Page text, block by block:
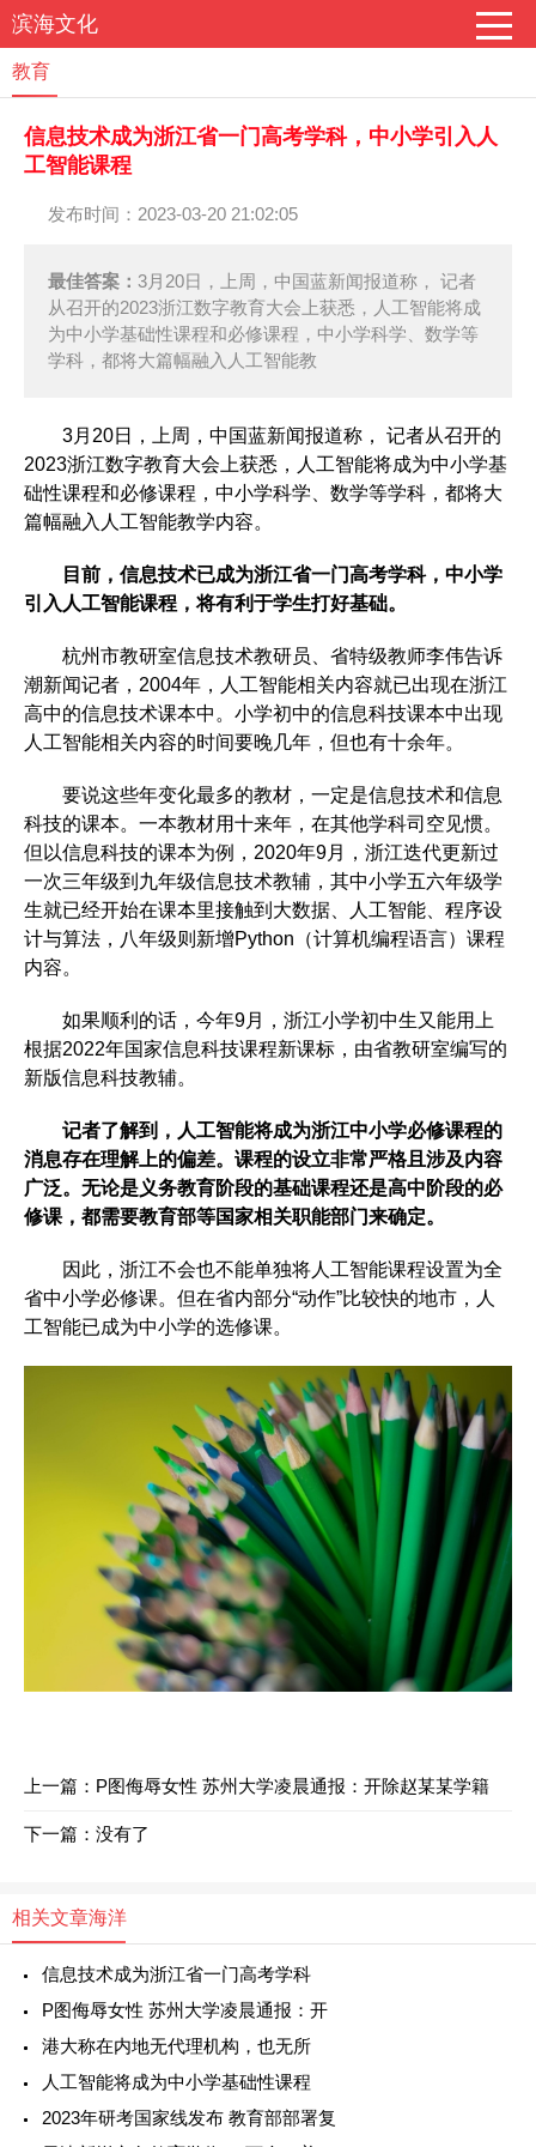
滨海文化
教育
信息技术成为浙江省一门高考学科，中小学引入人
工智能课程
发布时间：2023-03-20 21:02:05
最佳答案： 3月20日，上周，中国蓝新闻报道称， 记者
从召开的2023浙江数字教育大会上获悉，人工智能将成
为中小学基础性课程和必修课程，中小学科学、数学等
学科，都将大篇幅融入人工智能教
3月20日，上周，中国蓝新闻报道称， 记者从召开的
2023浙江数字教育大会上获悉，人工智能将成为中小学基
础性课程和必修课程，中小学科学、数学等学科，都将大
篇幅融入人工智能教学内容。
目前，信息技术已成为浙江省一门高考学科，中小学
引入人工智能课程，将有利于学生打好基础。
杭州市教研室信息技术教研员、省特级教师李伟告诉
潮新闻记者，2004年，人工智能相关内容就已出现在浙江
高中的信息技术课本中。小学初中的信息科技课本中出现
人工智能相关内容的时间要晚几年，但也有十余年。
要说这些年变化最多的教材，一定是信息技术和信息
科技的课本。一本教材用十来年，在其他学科司空见惯。
但以信息科技的课本为例，2020年9月，浙江迭代更新过
一次三年级到九年级信息技术教辅，其中小学五六年级学
生就已经开始在课本里接触到大数据、人工智能、程序设
计与算法，八年级则新增Python（计算机编程语言）课程
内容。
如果顺利的话，今年9月，浙江小学初中生又能用上
根据2022年国家信息科技课程新课标，由省教研室编写的
新版信息科技教辅。
记者了解到，人工智能将成为浙江中小学必修课程的
消息存在理解上的偏差。课程的设立非常严格且涉及内容
广泛。无论是义务教育阶段的基础课程还是高中阶段的必
修课，都需要教育部等国家相关职能部门来确定。
因此，浙江不会也不能单独将人工智能课程设置为全
省中小学必修课。但在省内部分“动作”比较快的地市，人
工智能已成为中小学的选修课。
上一篇： P图侮辱女性 苏州大学凌晨通报：开除赵某某学籍
下一篇：没有了
相关文章海洋
信息技术成为浙江省一门高考学科
P图侮辱女性 苏州大学凌晨通报：开
港大称在内地无代理机构，也无所
人工智能将成为中小学基础性课程
2023年研考国家线发布 教育部部署复